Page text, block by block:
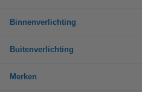
Binnenverlichting
Buitenverlichting
Merken